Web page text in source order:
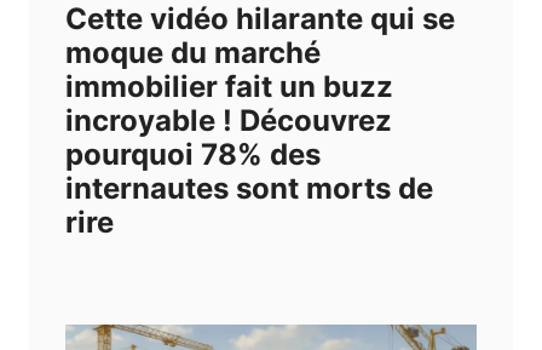
Cette vidéo hilarante qui se
moque du marché
immobilier fait un buzz
incroyable ! Découvrez
pourquoi 78% des
internautes sont morts de
rire